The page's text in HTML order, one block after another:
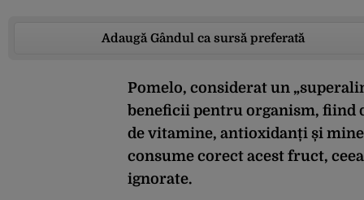
Adaugă Gândul ca sursă preferată
Pomelo, considerat un
beneficii pentru organism, fiind
de vitamine, antioxidanți și
consume corect acest fruct,
ignorate.